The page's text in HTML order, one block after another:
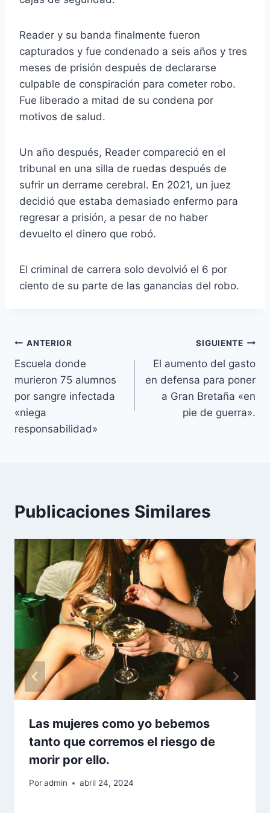
Reader y su banda finalmente fueron
capturados y fue condenado a seis años y tres
meses de prisión después de declararse
culpable de conspiración para cometer robo.
Fue liberado a mitad de su condena por
motivos de salud.
Un año después, Reader compareció en el
tribunal en una silla de ruedas después de
sufrir un derrame cerebral. En 2021, un juez
decidió que estaba demasiado enfermo para
regresar a prisión, a pesar de no haber
devuelto el dinero que robó.
El criminal de carrera solo devolvió el 6 por
ciento de su parte de las ganancias del robo.
Navegación
de
entradas
ANTERIOR
Escuela donde
murieron 75 alumnos
por sangre infectada
«niega
responsabilidad»
SIGUIENTE
El aumento del gasto
en defensa para poner
a Gran Bretaña «en
pie de guerra».
Publicaciones Similares
Las mujeres como yo bebemos
tanto que corremos el riesgo de
morir por ello.
Poradmin abril 24, 2024